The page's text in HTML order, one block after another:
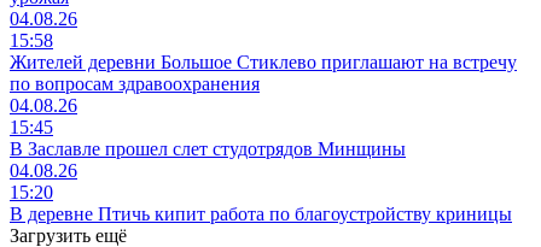
04.08.26
15:58
Жителей деревни Большое Стиклево приглашают на встречу
по вопросам здравоохранения
04.08.26
15:45
В Заславле прошел слет студотрядов Минщины
04.08.26
15:20
В деревне Птичь кипит работа по благоустройству криницы
Загрузить ещё